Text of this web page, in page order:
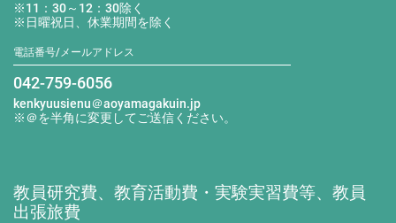
※11：30～12：30除く
※日曜祝日、休業期間を除く
電話番号/メールアドレス
042-759-6056
kenkyuusienu＠aoyamagakuin.jp
※＠を半角に変更してご送信ください。
教員研究費、教育活動費・実験実習費等、教員
出張旅費